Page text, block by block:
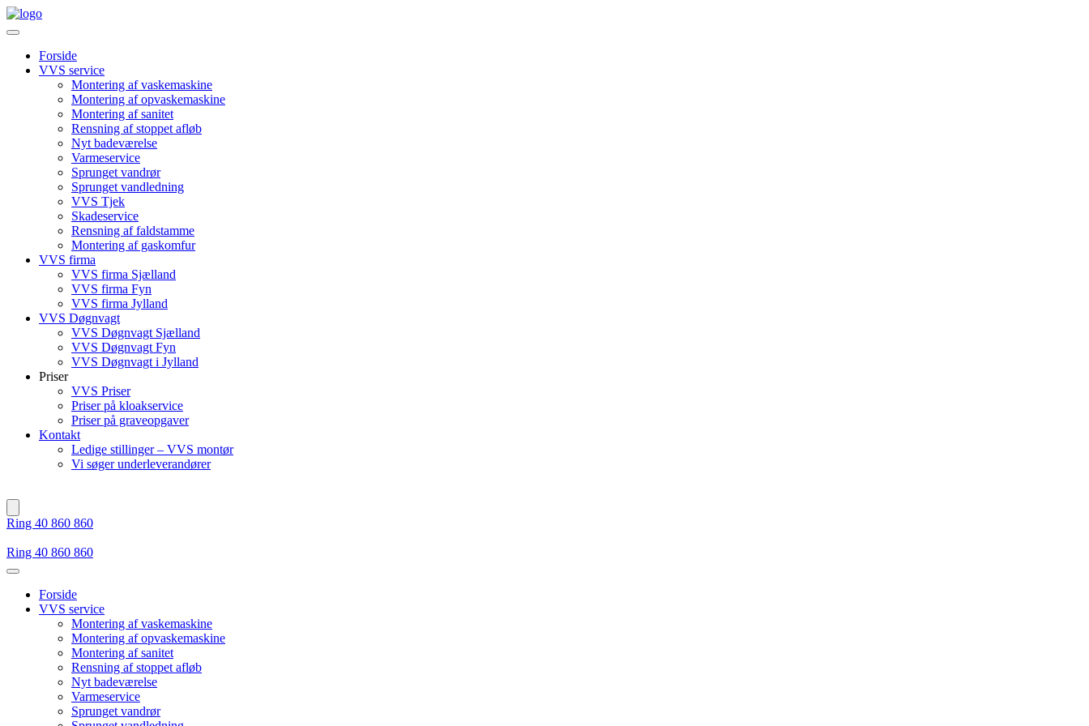
Videre
til
Forside
VVS service
Montering af vaskemaskine
Montering af opvaskemaskine
Montering af sanitet
Rensning af stoppet afløb
Nyt badeværelse
Varmeservice
Sprunget vandrør
Sprunget vandledning
VVS Tjek
Skadeservice
Rensning af faldstamme
Montering af gaskomfur
VVS firma
VVS firma Sjælland
VVS firma Fyn
VVS firma Jylland
VVS Døgnvagt
VVS Døgnvagt Sjælland
VVS Døgnvagt Fyn
VVS Døgnvagt i Jylland
Priser
VVS Priser
Priser på kloakservice
Priser på graveopgaver
Kontakt
Ledige stillinger – VVS montør
Vi søger underleverandører
Ring 40 860 860
Ring 40 860 860
Forside
VVS service
Montering af vaskemaskine
Montering af opvaskemaskine
Montering af sanitet
Rensning af stoppet afløb
Nyt badeværelse
Varmeservice
Sprunget vandrør